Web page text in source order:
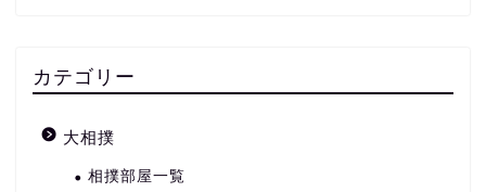
カテゴリー
大相撲
相撲部屋一覧